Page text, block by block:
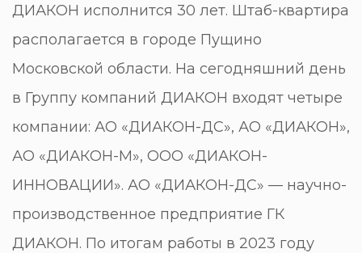
ДИАКОН исполнится 30 лет. Штаб-квартира
располагается в городе Пущино
Московской области. На сегодняшний день
в Группу компаний ДИАКОН входят четыре
компании: АО «ДИАКОН-ДС», АО «ДИАКОН»,
АО «ДИАКОН-М», ООО «ДИАКОН-
ИННОВАЦИИ». АО «ДИАКОН-ДС» — научно-
производственное предприятие ГК
ДИАКОН. По итогам работы в 2023 году